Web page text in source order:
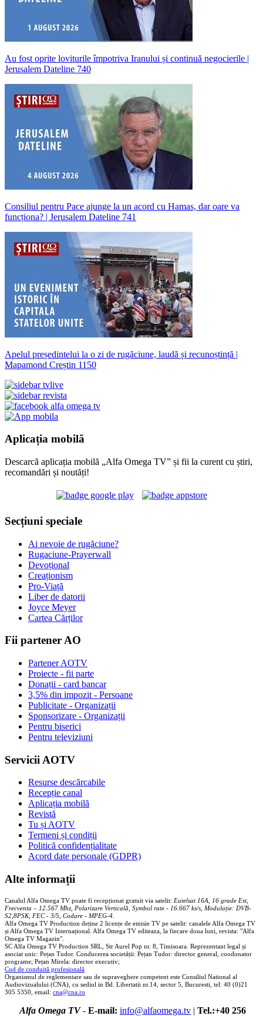
Au fost oprite loviturile împotriva Iranului și continuă negocierile |
Jerusalem Dateline 740
Consiliul pentru Pace ajunge la un acord cu Hamas, dar oare va
funcționa? | Jerusalem Dateline 741
Apelul președintelui la o zi de rugăciune, laudă și recunoștință |
Mapamond Creștin 1150
Aplicația mobilă
Descarcă aplicația mobilă „Alfa Omega TV” și fii la curent cu știri,
recomandări și noutăți!
Secțiuni speciale
Ai nevoie de rugăciune?
Rugaciune-Prayerwall
Devoțional
Creaționism
Pro-Viață
Liber de datorii
Joyce Meyer
Cartea Cărților
Fii partener AO
Partener AOTV
Proiecte - fii parte
Donații - card bancar
3,5% din impozit - Persoane
Publicitate - Organizații
Sponsorizare - Organizații
Pentru biserici
Pentru televiziuni
Servicii AOTV
Resurse descărcabile
Recepție canal
Aplicația mobilă
Revistă
Tu și AOTV
Termeni și condiții
Politică confidențialitate
Acord date personale (GDPR)
Alte informații
Canalul Alfa Omega TV poate fi recepționat gratuit via satelit: Eutelsat 16A, 16 grade Est,
Frecventa – 12.567 Mhz, Polarizare Verticală, Symbol rate - 16.667 ks/s, Modulație: DVB-
S2,8PSK, FEC - 3/5, Codare - MPEG-4
Alfa Omega TV Production deține 2 licențe de emisie TV pe satelit: canalele Alfa Omega TV
și Alfa Omega TV Internațional. Alfa Omega TV editeaza, la fiecare doua luni, revista: "Alfa
Omega TV Magazin".
SC Alfa Omega TV Production SRL, Str Aurel Pop nr. 8, Timisoara. Reprezentant legal și
asociat unic: Pețan Tudor. Conducerea societății: Pețan Tudor: director general, coodonator
programe; Pețan Mirela: director executiv;
Cod de conduită profesională
Organismul de reglementare sau de supraveghere competent este Consiliul National al
Audiovizualului (CNA), cu sediul in Bd. Libertatii nr.14, sector 5, Bucuresti, tel: 40 (0)21
305 5350, email: cna@cna.ro
Alfa Omega TV- E-mail: info@alfaomega.tv | Tel.:+40 256